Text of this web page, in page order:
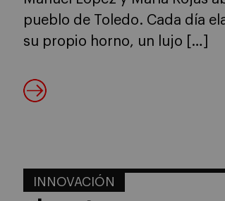
pueblo de Toledo. Cada día
su propio horno, un lujo […]
INNOVACIÓN